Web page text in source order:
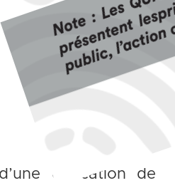
éducation de